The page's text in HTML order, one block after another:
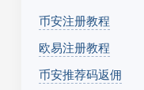
币安注册教程
欧易注册教程
币安推荐码返佣